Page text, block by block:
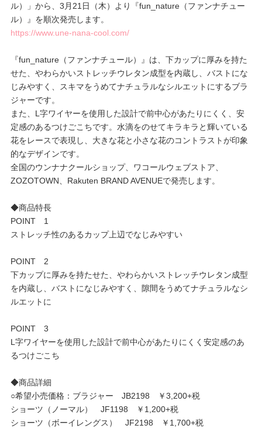
お問い合わせ
ル）」から、3月21日（木）より『fun_nature（ファンナチュー
ル）』を順次発売します。
https://www.une-nana-cool.com/
『fun_nature（ファンナチュール）』は、下カップに厚みを持た
せた、やわらかいストレッチウレタン成型を内蔵し、バストにな
じみやすく、スキマをうめてナチュラルなシルエットにするブラ
ジャーです。
また、L字ワイヤーを使用した設計で前中心があたりにくく、安
定感のあるつけごこちです。水滴をのせてキラキラと輝いている
花をレースで表現し、大きな花と小さな花のコントラストが印象
的なデザインです。
全国のウンナナクールショップ、ワコールウェブストア、
ZOZOTOWN、Rakuten BRAND AVENUEで発売します。
◆商品特長
POINT 1
ストレッチ性のあるカップ上辺でなじみやすい
POINT 2
下カップに厚みを持たせた、やわらかいストレッチウレタン成型
を内蔵し、バストになじみやすく、隙間をうめてナチュラルなシ
ルエットに
POINT 3
L字ワイヤーを使用した設計で前中心があたりにくく安定感のあ
るつけごこち
◆商品詳細
○希望小売価格：ブラジャー JB2198 ￥3,200+税
ショーツ（ノーマル） JF1198 ￥1,200+税
ショーツ（ボーイレングス） JF2198 ￥1,700+税